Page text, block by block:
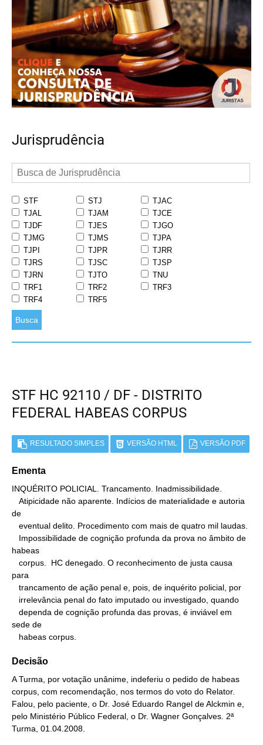
Jurisprudência
STF STJ
TJAC
TJAL
TJAM
TJCE
TJDF
TJES
TJGO
TJMG
TJMS
TJPA
TJPI
TJPR
TJRR
TJRS
TJSC
TJSP
TJRN
TJTO
TNU
TRF1
TRF2
TRF3
TRF4
TRF5
Busca
STF HC 92110 / DF - DISTRITO
FEDERAL HABEAS CORPUS
RESULTADO SIMPLES VERSÃO HTML VERSÃO PDF
Ementa
INQUÉRITO POLICIAL. Trancamento. Inadmissibilidade.
de
habeas
para
sede de
   habeas corpus.
Decisão
A Turma, por votação unânime, indeferiu o pedido de habeas
corpus, com recomendação, nos termos do voto do Relator.
Falou, pelo paciente, o Dr. José Eduardo Rangel de Alckmin e,
pelo Ministério Público Federal, o Dr. Wagner Gonçalves. 2ª
Turma, 01.04.2008.